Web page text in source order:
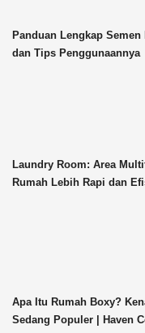
Panduan Lengkap
dan Tips Penggunaannya
Laundry Room: Area
Rumah Lebih Rapi dan
Apa Itu Rumah Boxy?
Sedang Populer | Haven